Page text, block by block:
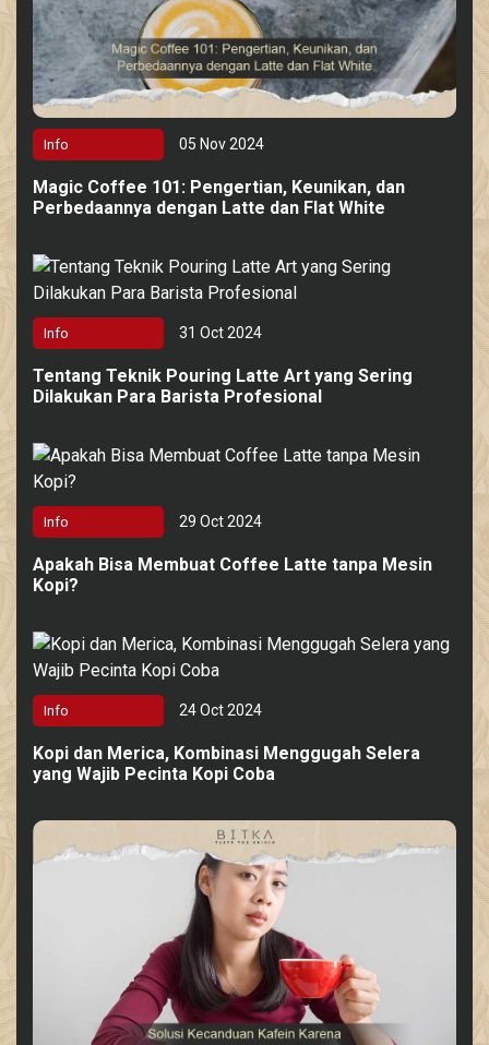
Info 05 Nov 2024
Magic Coffee 101: Pengertian, Keunikan, dan
Perbedaannya dengan Latte dan Flat White
Info 31 Oct 2024
Tentang Teknik Pouring Latte Art yang Sering
Dilakukan Para Barista Profesional
Info 29 Oct 2024
Apakah Bisa Membuat Coffee Latte tanpa Mesin
Kopi?
Info 24 Oct 2024
Kopi dan Merica, Kombinasi Menggugah Selera
yang Wajib Pecinta Kopi Coba